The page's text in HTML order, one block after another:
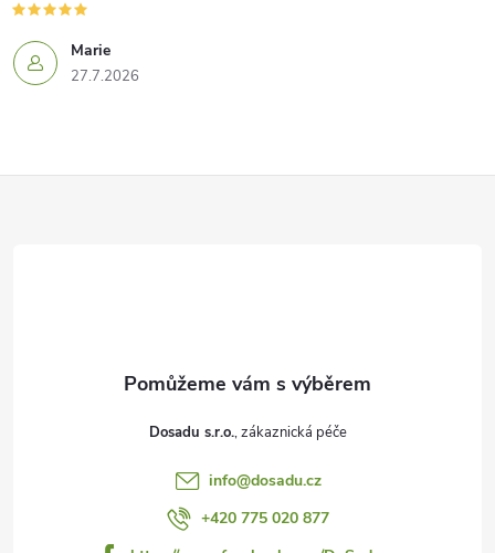
Marie
27.7.2026
Dosadu s.r.o.
info@dosadu.cz
+420 775 020 877